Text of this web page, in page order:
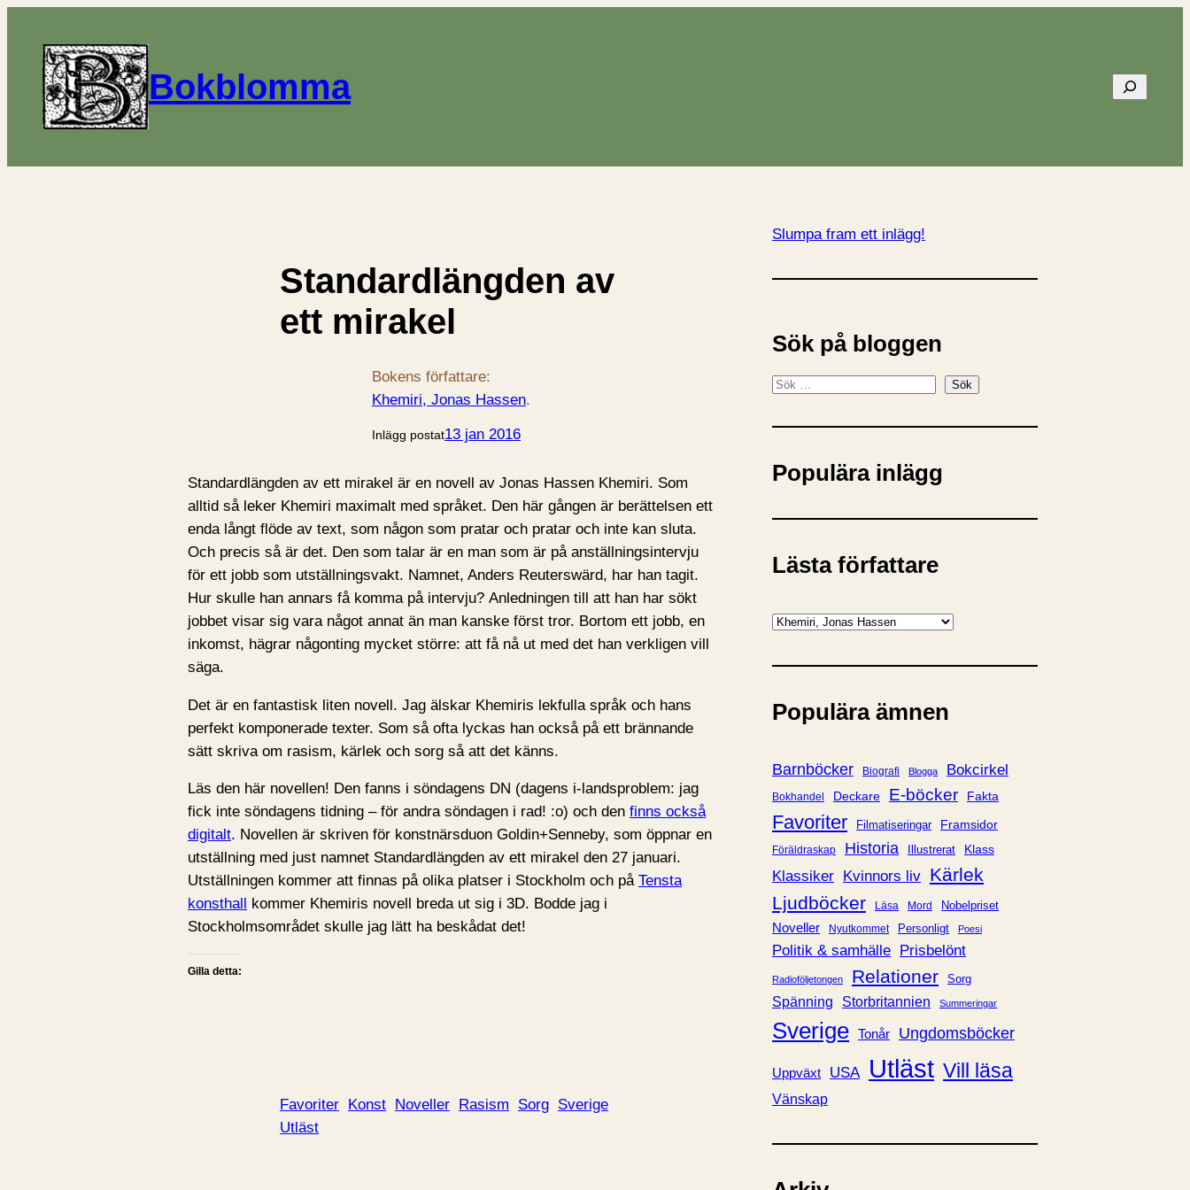
Bokblomma Sök
Standardlängden av
ett mirakel
Bokens författare:
Khemiri, Jonas Hassen.
Inlägg postat13 jan 2016
Standardlängden av ett mirakel är en novell av Jonas Hassen Khemiri. Som
alltid så leker Khemiri maximalt med språket. Den här gången är berättelsen ett
enda långt flöde av text, som någon som pratar och pratar och inte kan sluta.
Och precis så är det. Den som talar är en man som är på anställningsintervju
för ett jobb som utställningsvakt. Namnet, Anders Reuterswärd, har han tagit.
Hur skulle han annars få komma på intervju? Anledningen till att han har sökt
jobbet visar sig vara något annat än man kanske först tror. Bortom ett jobb, en
inkomst, hägrar någonting mycket större: att få nå ut med det han verkligen vill
säga.
Det är en fantastisk liten novell. Jag älskar Khemiris lekfulla språk och hans
perfekt komponerade texter. Som så ofta lyckas han också på ett brännande
sätt skriva om rasism, kärlek och sorg så att det känns.
Läs den här novellen! Den fanns i söndagens DN (dagens i-landsproblem: jag
fick inte söndagens tidning – för andra söndagen i rad! :o) och den finns också
digitalt. Novellen är skriven för konstnärsduon Goldin+Senneby, som öppnar en
utställning med just namnet Standardlängden av ett mirakel den 27 januari.
Utställningen kommer att finnas på olika platser i Stockholm och på Tensta
konsthall
kommer Khemiris novell breda ut sig i 3D. Bodde jag i
Stockholmsområdet skulle jag lätt ha beskådat det!
Gilla detta:
Favoriter Konst Noveller Rasism Sorg Sverige
Utläst
Slumpa fram ett inlägg!
Sök på bloggen
S
k
Sök
Populära inlägg
Lästa författare
K
t
g
i
e
r
Populära ämnen
Barnböcker Biografi Blogga Bokcirkel
Bokhandel Deckare E-böcker Fakta
Favoriter Filmatiseringar Framsidor
Föräldraskap Historia Illustrerat Klass
Klassiker Kvinnors liv Kärlek
Ljudböcker
Läsa Mord Nobelpriset
Noveller Nyutkommet Personligt Poesi
Politik & samhälle Prisbelönt
Radioföljetongen Relationer Sorg
Spänning Storbritannien Summeringar
Sverige Tonår Ungdomsböcker
Uppväxt USA Utläst Vill läsa
Vänskap